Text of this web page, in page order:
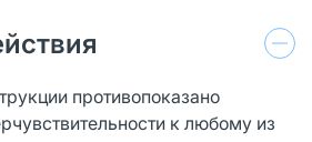
противопоказано
к любому из